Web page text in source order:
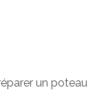
un poteau